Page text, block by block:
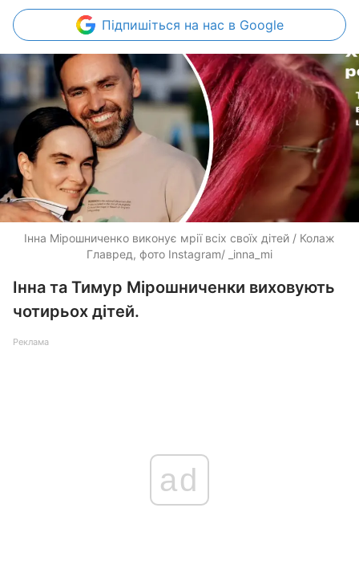
Підпишіться на нас в Google
Інна Мірошниченко виконує мрії всіх своїх дітей / Колаж
Главред, фото Instagram/ _inna_mi
Інна та Тимур Мірошниченки виховують
чотирьох дітей.
Реклама
ad